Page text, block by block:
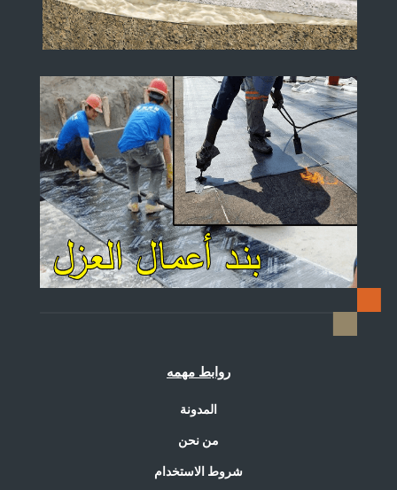
روابط مهمه
المدونة
من نحن
شروط الاستخدام